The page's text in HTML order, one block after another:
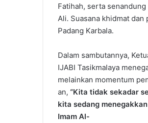
Fatihah, serta
Ali. Suasana khidmat
Padang Karbala.
Dalam sambutannya,
IJABI Tasikmalaya
melainkan momentum
an, “Kita tidak sekadar
kita sedang
Imam Al-